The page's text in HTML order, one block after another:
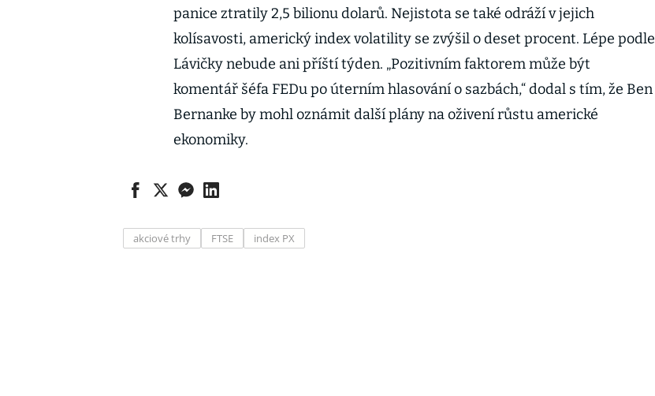
panice ztratily 2,5 bilionu dolarů. Nejistota se také odráží v jejich
kolísavosti, americký index volatility se zvýšil o deset procent. Lépe podle
Lávičky nebude ani příští týden. „Pozitivním faktorem může být
komentář šéfa FEDu po úterním hlasování o sazbách,“ dodal s tím, že Ben
Bernanke by mohl oznámit další plány na oživení růstu americké
ekonomiky.
akciové trhy FTSE index PX